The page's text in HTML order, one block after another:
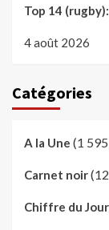
Top 14
4 août 2026
Catégories
A la Une (1
Carnet noir
Chiffre du Jour